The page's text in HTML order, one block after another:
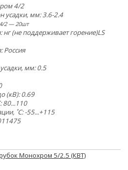
4/2
усадки, мм: 3.6-2.4
4/2 — 20шт
нг (не поддерживает горение)LS
Россия
мм: 0.5
(кВ): 0.69
80...110
˚С: -55...+115
Монохром 5/2.5 (КВТ)